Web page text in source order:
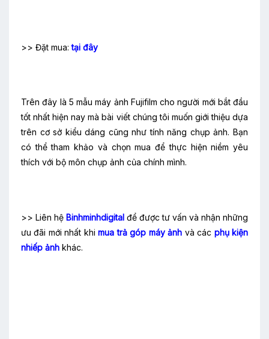
>> Đặt mua:tại đây
Trên đây là 5 mẫu máy ảnh Fujifilm cho người mới bắt đầu
tốt nhất hiện nay mà bài viết chúng tôi muốn giới thiệu dựa
trên cơ sở kiểu dáng cũng như tính năng chụp ảnh. Bạn
có thể tham khảo và chọn mua để thực hiện niềm yêu
thích với bộ môn chụp ảnh của chính mình.
>> Liên hệ Binhminhdigital để được tư vấn và nhận những
ưu đãi mới nhất khimua trả góp máy ảnh và các phụ kiện
nhiếp ảnh khác.